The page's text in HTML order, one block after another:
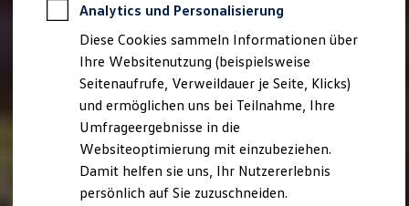
Autokredit mit Schlussrate
Versicherungen und Garantien
Kfz-Versicherung
Restschuldversicherungen
Garantien
Wartungsverträge
Geschäftskunden
Professional Class bei Volkswagen
Großkunden
Behörden
Direktkunden
Sonderfahrzeuge
Analytics und Personalisierung
Diese Cookies sammeln Informationen über
Ihre Websitenutzung (beispielsweise
Seitenaufrufe, Verweildauer je Seite, Klicks)
und ermöglichen uns bei Teilnahme, Ihre
Umfrageergebnisse in die
Websiteoptimierung mit einzubeziehen.
Damit helfen sie uns, Ihr Nutzererlebnis
persönlich auf Sie zuzuschneiden.